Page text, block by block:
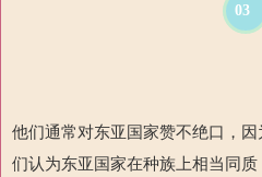
03
他们通常对东亚国家赞不绝口，
们认为东亚国家在种族上相当同